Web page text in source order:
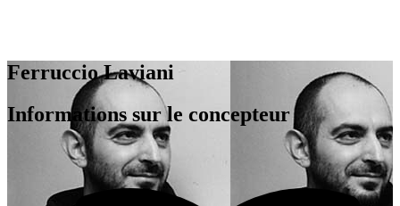
Ferruccio Laviani
Informations sur le concepteur